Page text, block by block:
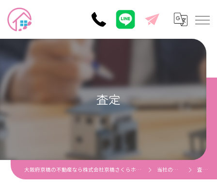
査定
大阪府京橋の不動産なら株式会社京橋さくらホーム 当社の特徴 査定